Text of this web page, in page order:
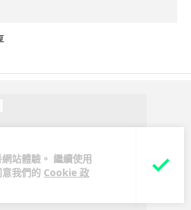
站體驗。 繼續使用
我們的 Cookie 政